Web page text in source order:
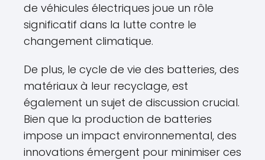
de véhicules électriques joue un rôle
significatif dans la lutte contre le
changement climatique.
De plus, le cycle de vie des batteries, des
matériaux à leur recyclage, est
également un sujet de discussion crucial.
Bien que la production de batteries
impose un impact environnemental, des
innovations émergent pour minimiser ces